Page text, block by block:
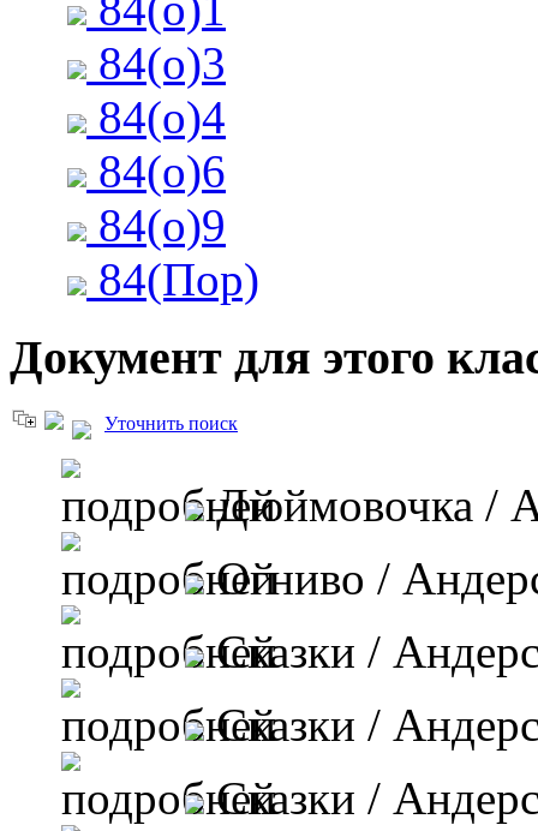
84(о)3
84(о)4
84(о)6
84(о)9
84(Пор)
Документ для этого
Уточнить поиск
Дюймовочка /
Огниво /
Сказки /
Сказки /
Сказки /